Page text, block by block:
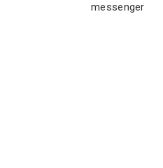
messenger